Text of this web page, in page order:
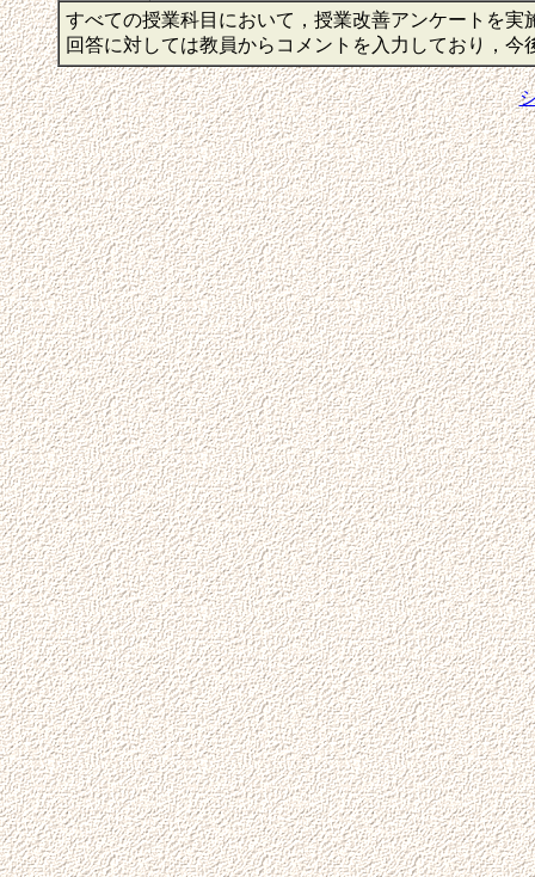
すべての授業科目において，授業改善アンケートを
回答に対しては教員からコメントを入力しており，